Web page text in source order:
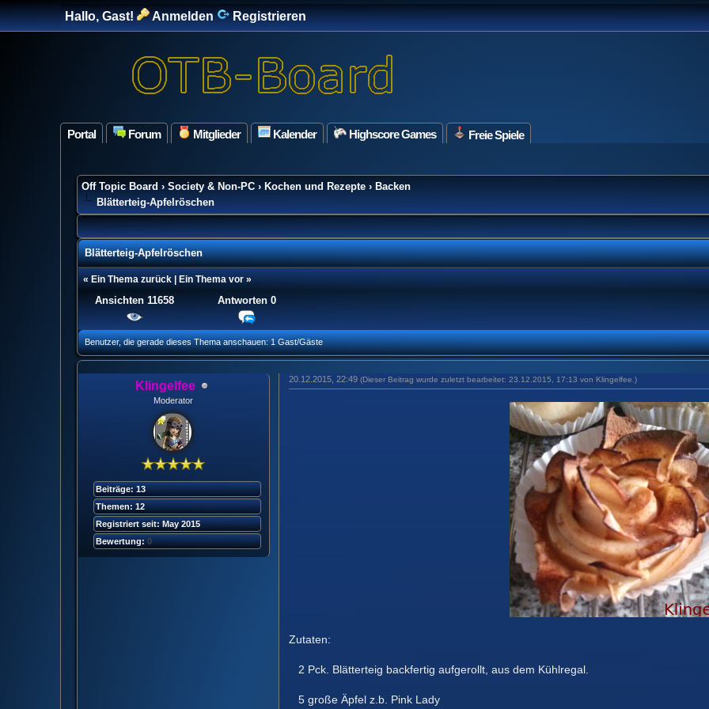
Hallo, Gast! Anmelden Registrieren
Portal Forum Mitglieder Kalender Highscore Games Freie Spiele
Off Topic Board › Society & Non-PC › Kochen und Rezepte › Backen
Blätterteig-Apfelröschen
Blätterteig-Apfelröschen
«Ein Thema zurück|Ein Thema vor »
Ansichten 11658 Antworten 0
0 Bewertung(en) - 0 im Durchschnitt
Benutzer, die gerade dieses Thema anschauen: 1 Gast/Gäste
Klingelfee
Moderator
Beiträge: 13
Themen: 12
Registriert seit: May 2015
Bewertung:0
20.12.2015, 22:49 (Dieser Beitrag wurde zuletzt bearbeitet: 23.12.2015, 17:13 von Klingelfee .)
Zutaten:
2 Pck. Blätterteig backfertig aufgerollt, aus dem Kühlregal.
5 große Äpfel z.b. Pink Lady